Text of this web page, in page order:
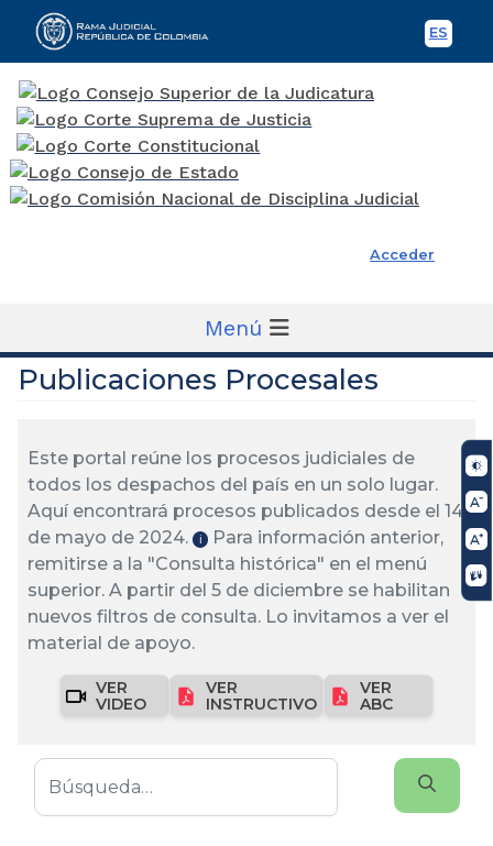
ES
Rama Judicial
Acceder
Menú
Publicaciones Procesales
Este portal reúne los procesos judiciales de
todos los despachos del país en un solo lugar.
Aquí encontrará procesos publicados desde el 14
de mayo de 2024.
ℹ️
Para información anterior,
remitirse a la "Consulta histórica" en el menú
superior. A partir del 5 de diciembre se habilitan
nuevos filtros de consulta. Lo invitamos a ver el
material de apoyo.
VER
VIDEO
VER
INSTRUCTIVO
VER
ABC